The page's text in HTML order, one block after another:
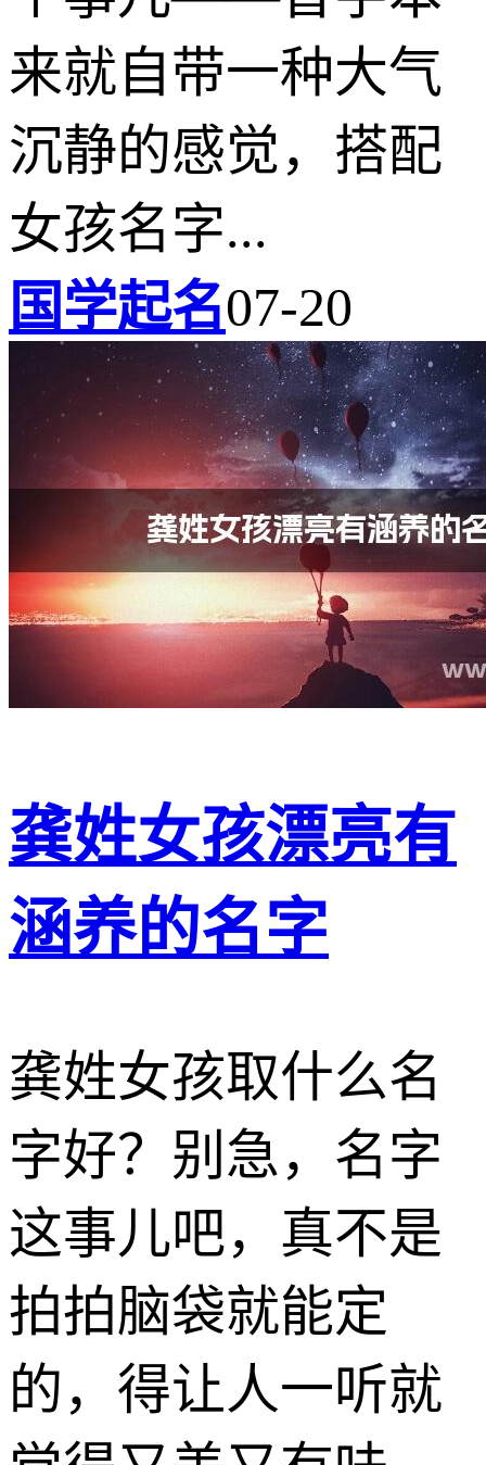
来就自带一种大气
沉静的感觉，搭配
女孩名字...
国学起名07-20
龚姓女孩漂亮有
涵养的名字
龚姓女孩取什么名
字好？别急，名字
这事儿吧，真不是
拍拍脑袋就能定
的，得让人一听就